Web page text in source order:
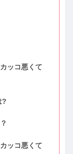
ッコ悪くて
?
ッコ悪くて